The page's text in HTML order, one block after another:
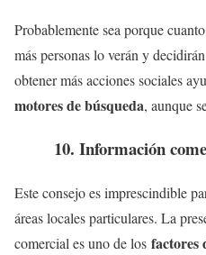
Probablemente sea porque
más personas lo verán y
obtener más acciones sociales
motores de búsqueda, aunque
10. Información
Este consejo es imprescindible
áreas locales particulares. La
comercial es uno de los factores